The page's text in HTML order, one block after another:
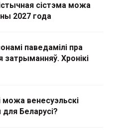
сістэма можа
2027 года
паведамілі пра
затрыманняў. Хронікі
венесуэльскі
Беларусі?